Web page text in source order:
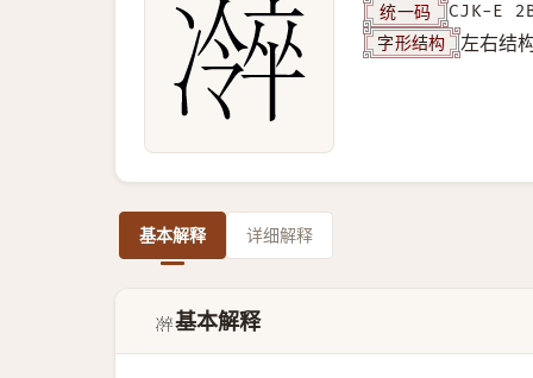
统一码 CJK-E
字形结构 左右结
基本解释 详细解释
𫥜基本解释